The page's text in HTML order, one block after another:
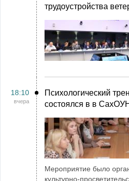
трудоустройства
18:10
вчера
Психологический
состоялся в в
Мероприятие было
культурно-